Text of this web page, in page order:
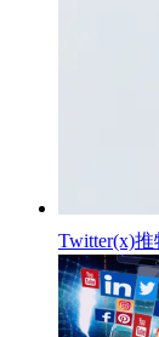
Twitter(x)